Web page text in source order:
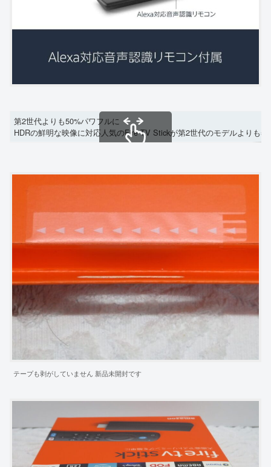
第2世代よりも50%パワフルに
HDRの鮮明な映像に対応人気のFire TV Stickが第2世代のモデルよりも
テープも剥がしていません 新品未開封です